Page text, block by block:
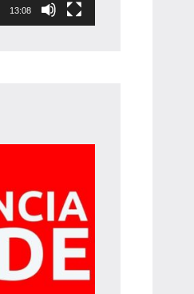
13:08